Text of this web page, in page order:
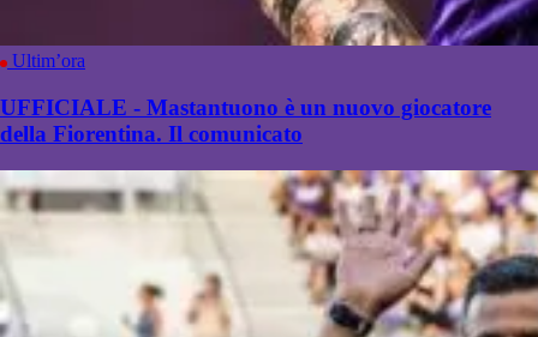
Ultim’ora
UFFICIALE - Mastantuono è un nuovo giocatore
della Fiorentina. Il comunicato